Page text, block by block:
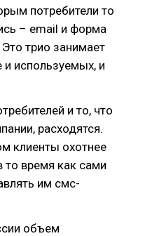
потребители то
– email и форма
трио занимает
и используемых, и
и то, что
расходятся.
клиенты охотнее
то время как сами
им смс-
объем